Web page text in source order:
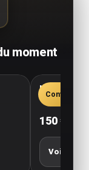
moment
Confort
New
150 €
Voir le